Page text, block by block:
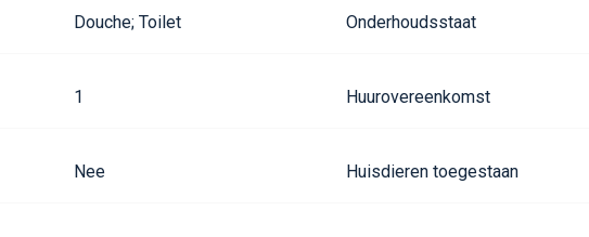
Douche; Toilet Onderhoudsstaat
1 Huurovereenkomst
Nee Huisdieren toegestaan